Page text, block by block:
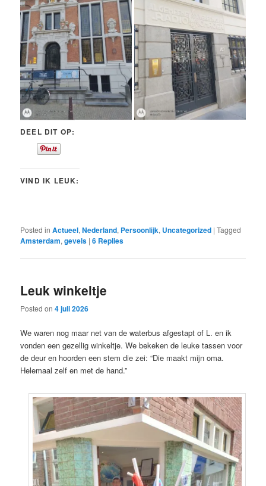
DEEL DIT OP:
VIND IK LEUK:
Posted in Actueel,Nederland, Persoonlijk, Uncategorized |Tagged
Amsterdam,gevels |6 Replies
Leuk winkeltje
Posted on4 juli 2026
We waren nog maar net van de waterbus afgestapt of L. en ik
vonden een gezellig winkeltje. We bekeken de leuke tassen voor
de deur en hoorden een stem die zei: “Die maakt mijn oma.
Helemaal zelf en met de hand.”